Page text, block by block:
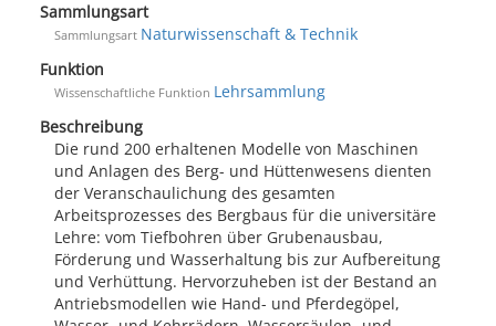
Sammlungsart
Sammlungsart Naturwissenschaft & Technik
Funktion
Wissenschaftliche Funktion Lehrsammlung
Beschreibung
Die rund 200 erhaltenen Modelle von Maschinen
und Anlagen des Berg- und Hüttenwesens dienten
der Veranschaulichung des gesamten
Arbeitsprozesses des Bergbaus für die universitäre
Lehre: vom Tiefbohren über Grubenausbau,
Förderung und Wasserhaltung bis zur Aufbereitung
und Verhüttung. Hervorzuheben ist der Bestand an
Antriebsmodellen wie Hand- und Pferdegöpel,